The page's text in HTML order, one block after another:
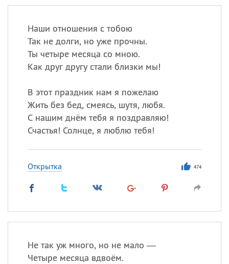
Наши отношения с тобою
Так не долги, но уже прочны.
Ты четыре месяца со мною.
Как друг другу стали близки мы!
В этот праздник нам я пожелаю
Жить без бед, смеясь, шутя, любя.
С нашим днём тебя я поздравляю!
Счастья! Солнце, я люблю тебя!
Открытка 474
Не так уж много, но не мало —
Четыре месяца вдвоём.